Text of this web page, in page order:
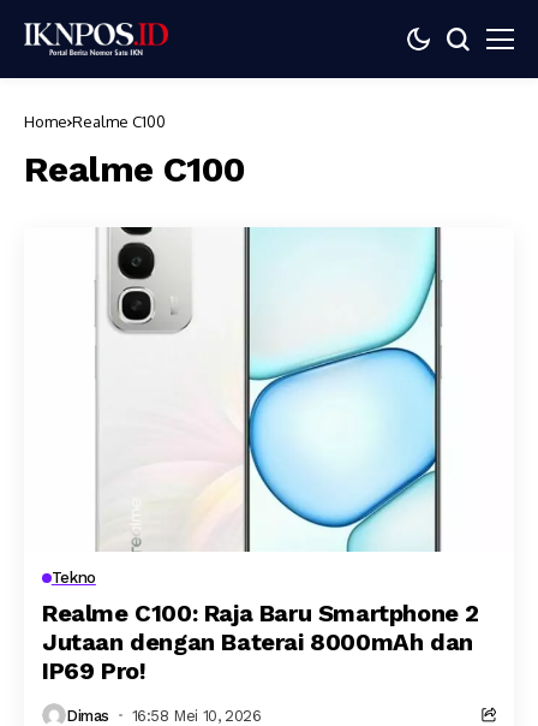
Home Realme C100
Realme C100
Tekno
Realme C100: Raja Baru Smartphone 2
Jutaan dengan Baterai 8000mAh dan
IP69 Pro!
Dimas 16:58 Mei 10, 2026